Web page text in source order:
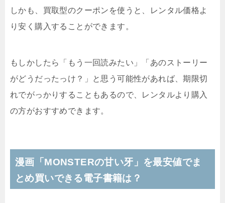
しかも、買取型のクーポンを使うと、レンタル価格よ
り安く購入することができます。
もしかしたら「もう一回読みたい」「あのストーリー
がどうだったっけ？」と思う可能性があれば、期限切
れでがっかりすることもあるので、レンタルより購入
の方がおすすめできます。
漫画「MONSTERの甘い牙」を最安値でま
とめ買いできる電子書籍は？